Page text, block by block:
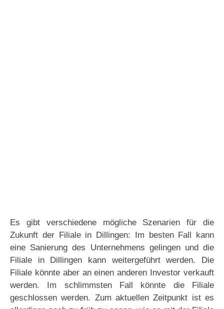
Es gibt verschiedene mögliche Szenarien für die
Zukunft der Filiale in Dillingen: Im besten Fall kann
eine Sanierung des Unternehmens gelingen und die
Filiale in Dillingen kann weitergeführt werden. Die
Filiale könnte aber an einen anderen Investor verkauft
werden. Im schlimmsten Fall könnte die Filiale
geschlossen werden. Zum aktuellen Zeitpunkt ist es